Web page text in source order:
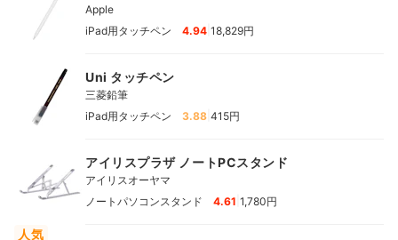
Apple
iPad用タッチペン
4.94 18,829円
Uni タッチペン
三菱鉛筆
iPad用タッチペン
3.88 415円
アイリスプラザ ノートPCスタンド
アイリスオーヤマ
ノートパソコンスタンド
4.61 1,780円
人気